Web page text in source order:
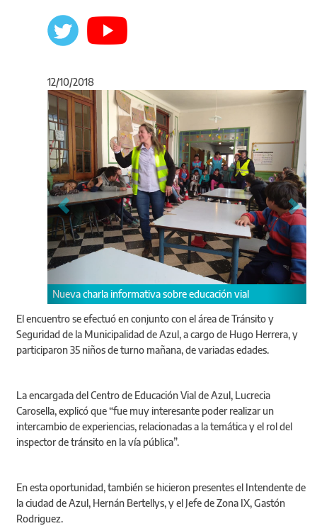
12/10/2018
Nueva charla informativa sobre educación vial
Anterior
El encuentro se efectuó en conjunto con el área de Tránsito y
Seguridad de la Municipalidad de Azul, a cargo de Hugo Herrera, y
participaron 35 niños de turno mañana, de variadas edades.
La encargada del Centro de Educación Vial de Azul, Lucrecia
Carosella, explicó que “fue muy interesante poder realizar un
intercambio de experiencias, relacionadas a la temática y el rol del
inspector de tránsito en la vía pública”.
En esta oportunidad, también se hicieron presentes el Intendente de
la ciudad de Azul, Hernán Bertellys, y el Jefe de Zona IX, Gastón
Rodriguez.